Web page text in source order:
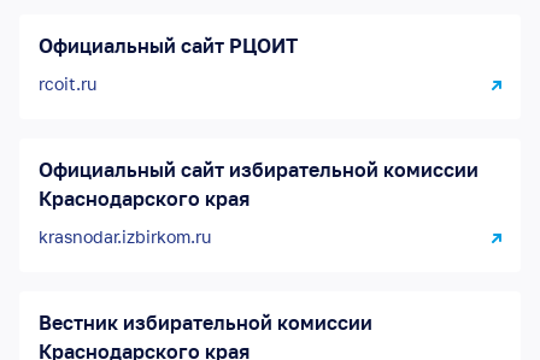
Официальный сайт РЦОИТ
rcoit.ru
Официальный сайт избирательной комиссии
Краснодарского края
krasnodar.izbirkom.ru
Вестник избирательной комиссии
Краснодарского края